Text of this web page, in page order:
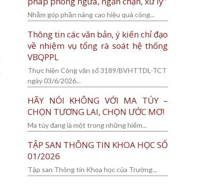
Nhằm góp phần nâng cao hiệu quả công...
Thông tin các văn bản, ý kiến chỉ đạo
về nhiệm vụ tổng rà soát hệ thống
VBQPPL
Thực hiện Công văn số 3189/BVHTTDL-TCT
ngày 03/6/2026...
HÃY NÓI KHÔNG VỚI MA TÚY –
CHỌN TƯƠNG LAI, CHỌN ƯỚC MƠ!
Ma túy đang là một trong những hiểm...
TẬP SAN THÔNG TIN KHOA HỌC SỐ
01/2026
Tập san Thông tin Khoa học của Trường...